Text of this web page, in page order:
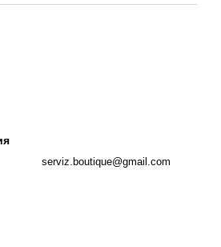
serviz.boutique@gmail.com